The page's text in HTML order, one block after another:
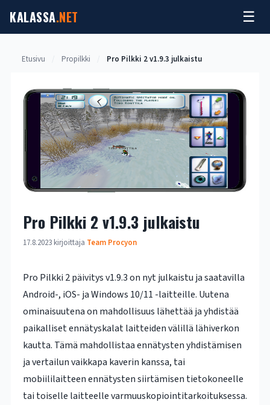
sisältöön
KALASSA.NET ☰
Etusivu Propilkki Pro Pilkki 2 v1.9.3 julkaistu
Pro Pilkki 2 v1.9.3 julkaistu
17.8.2023 kirjoittaja Team Procyon
Pro Pilkki 2 päivitys v1.9.3 on nyt julkaistu ja saatavilla
Android-, iOS- ja Windows 10/11 -laitteille. Uutena
ominaisuutena on mahdollisuus lähettää ja yhdistää
paikalliset ennätyskalat laitteiden välillä lähiverkon
kautta. Tämä mahdollistaa ennätysten yhdistämisen
ja vertailun vaikkapa kaverin kanssa, tai
mobiililaitteen ennätysten siirtämisen tietokoneelle
tai toiselle laitteelle varmuuskopiointitarkoituksessa.